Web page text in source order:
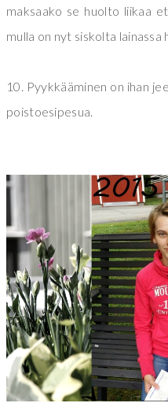
maksaako se huolto liikaa
mulla on nyt siskolta lainassa
10. Pyykkääminen on ihan
poistoesipesua.